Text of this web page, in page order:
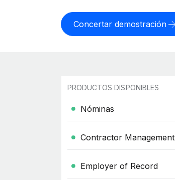
Concertar demostración
PRODUCTOS DISPONIBLES
Nóminas
Contractor Management
Employer of Record